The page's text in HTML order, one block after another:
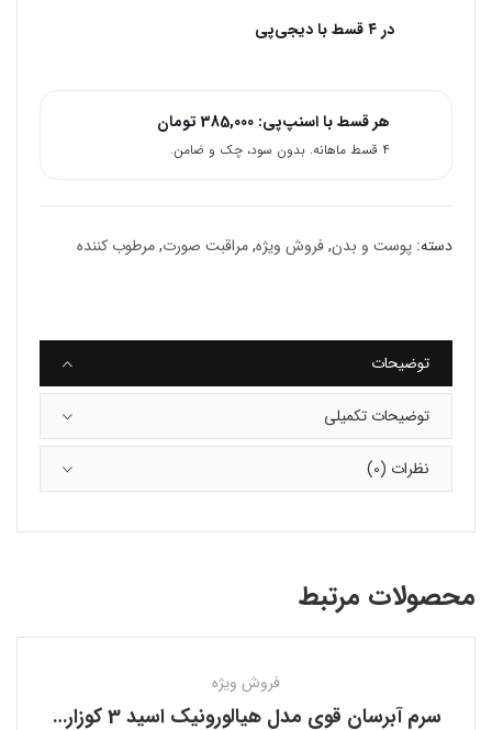
در ۴ قسط با دیجی‌پی
هر قسط با اسنپ‌پی: 385,000 تومان
۴ قسط ماهانه. بدون سود، چک و ضامن.
دسته: پوست و بدن,فروش ویژه,مراقبت صورت,مرطوب کننده
توضیحات
توضیحات تکمیلی
نظرات (0)
محصولات مرتبط
فروش ویژه
سرم آبرسان قوی مدل هیالورونیک اسید 3 کوزارکس COSRX